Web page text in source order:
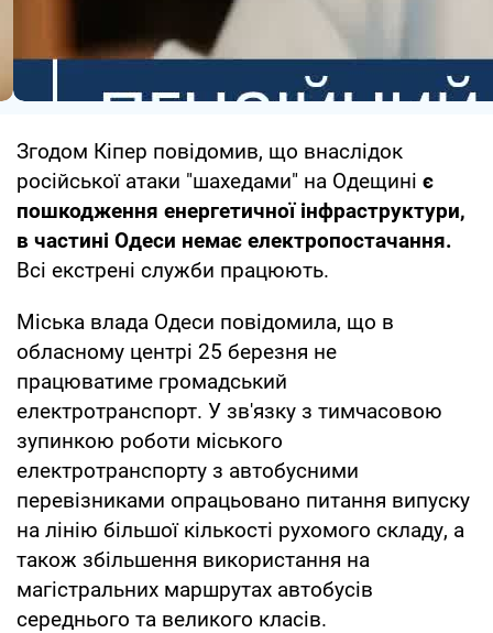
Згодом Кіпер повідомив, що внаслідок
російської атаки "шахедами" на Одещині є
пошкодження енергетичної інфраструктури,
в частині Одеси немає електропостачання.
Всі екстрені служби працюють.
Міська влада Одеси повідомила, що в
обласному центрі 25 березня не
працюватиме громадський
електротранспорт. У зв'язку з тимчасовою
зупинкою роботи міського
електротранспорту з автобусними
перевізниками опрацьовано питання випуску
на лінію більшої кількості рухомого складу, а
також збільшення використання на
магістральних маршрутах автобусів
середнього та великого класів.